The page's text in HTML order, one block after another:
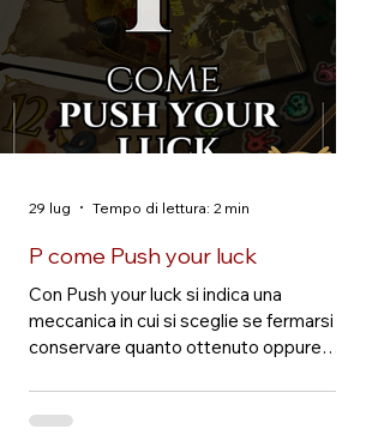
P come Push your luck
Con Push your luck si indica una
meccanica in cui si sceglie se fermarsi e
conservare quanto ottenuto oppure
di perdere parte o tutto il risultato
accumulato. “Tentare la fortuna”, ovvero
29 lug Tempo di lettura: 2 min